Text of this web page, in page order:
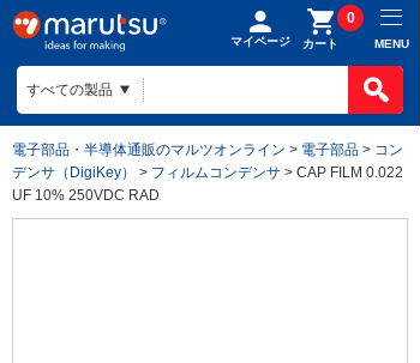
マイページ カート
0
MENU
電子部品・半導体通販のマルツオンライン > 電子部品 > コン
デンサ（DigiKey）
> フィルムコンデンサ > CAP FILM 0.022
UF 10% 250VDC RAD